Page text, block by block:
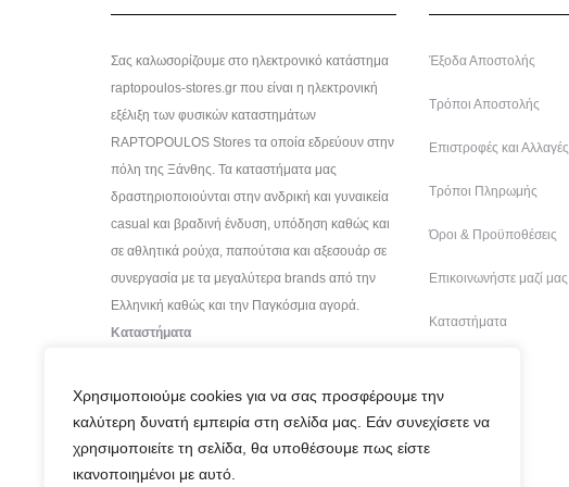
Χρησιμοποιούμε cookies για να σας προσφέρουμε την
καλύτερη δυνατή εμπειρία στη σελίδα μας. Εάν συνεχίσετε να
χρησιμοποιείτε τη σελίδα, θα υποθέσουμε πως είστε
ικανοποιημένοι με αυτό.
Σας καλωσορίζουμε στο ηλεκτρονικό κατάστημα
raptopoulos-stores.gr που είναι η ηλεκτρονική
εξέλιξη των φυσικών καταστημάτων
RAPTOPOULOS Stores τα οποία εδρεύουν στην
πόλη της Ξάνθης. Τα καταστήματα μας
δραστηριοποιούνται στην ανδρική και γυναικεία
casual και βραδινή ένδυση, υπόδηση καθώς και
σε αθλητικά ρούχα, παπούτσια και αξεσουάρ σε
συνεργασία με τα μεγαλύτερα brands από την
Ελληνική καθώς και την Παγκόσμια αγορά.
Καταστήματα
Έξοδα Αποστολής
Τρόποι Αποστολής
Επιστροφές και Αλλαγές
Τρόποι Πληρωμής
Όροι & Προϋποθέσεις
Επικοινωνήστε μαζί μας
Καταστήματα